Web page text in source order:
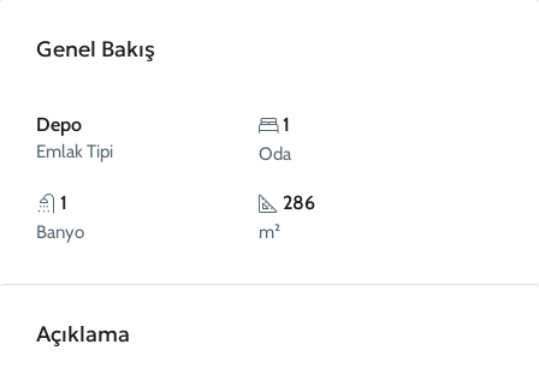
Genel Bakış
Depo
Emlak Tipi
1
Oda
1
Banyo
286
m²
Açıklama